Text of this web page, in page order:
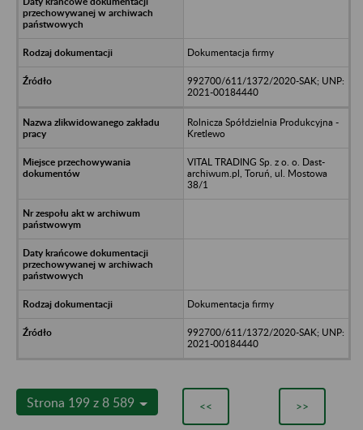
Dokumentacja firmy
992700/611/1372/2020-SAK; UNP:
2021-00184440
Rolnicza Spółdzielnia Produkcyjna -
Kretlewo
VITAL TRADING Sp. z o. o. Dast-
archiwum.pl, Toruń, ul. Mostowa
38/1
Dokumentacja firmy
992700/611/1372/2020-SAK; UNP:
2021-00184440
Strona 199 z 8 589 << >>